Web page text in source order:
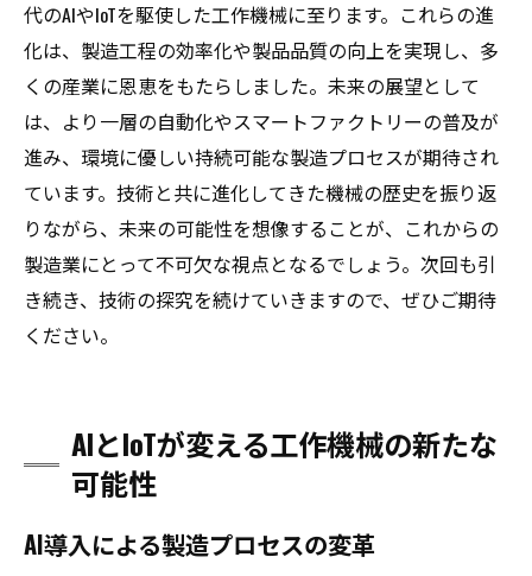
代のAIやIoTを駆使した工作機械に至ります。これらの進
化は、製造工程の効率化や製品品質の向上を実現し、多
くの産業に恩恵をもたらしました。未来の展望として
は、より一層の自動化やスマートファクトリーの普及が
進み、環境に優しい持続可能な製造プロセスが期待され
ています。技術と共に進化してきた機械の歴史を振り返
りながら、未来の可能性を想像することが、これからの
製造業にとって不可欠な視点となるでしょう。次回も引
き続き、技術の探究を続けていきますので、ぜひご期待
ください。
AIとIoTが変える工作機械の新たな
可能性
AI導入による製造プロセスの変革